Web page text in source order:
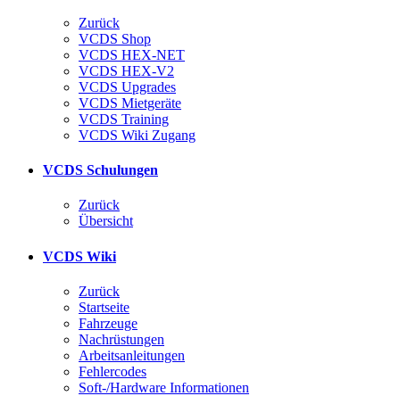
Zurück
VCDS Shop
VCDS HEX-NET
VCDS HEX-V2
VCDS Upgrades
VCDS Mietgeräte
VCDS Training
VCDS Wiki Zugang
VCDS Schulungen
Zurück
Übersicht
VCDS Wiki
Zurück
Startseite
Fahrzeuge
Nachrüstungen
Arbeitsanleitungen
Fehlercodes
Soft-/Hardware Informationen